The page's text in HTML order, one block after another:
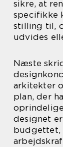
sikre, at
specifikke
stilling til,
udvides
Næste
arkitekter
plan, der
designet
budgettet,